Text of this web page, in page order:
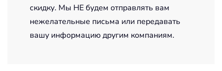
скидку. Мы НЕ будем отправлять вам
нежелательные письма или передавать
вашу информацию другим компаниям.